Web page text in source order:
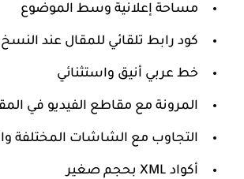
مساحة إعلانية وسط الموضوع
كود رابط تلقائي للمقال عند النسخ
خط عربي أنيق واستثنائي
المرونة مع مقاطع الفيديو في
التجاوب مع الشاشات المختلفة
أكواد XML بحجم صغير